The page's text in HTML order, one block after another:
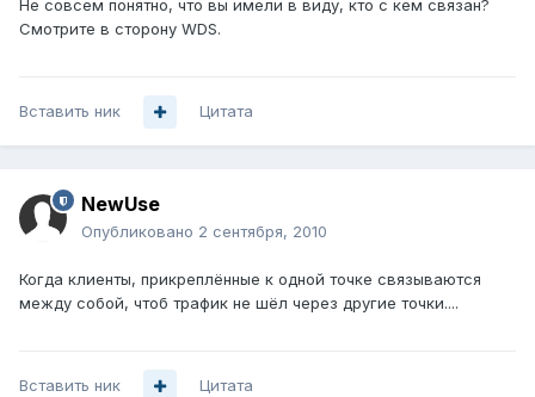
Не совсем понятно, что вы имели в виду, кто с кем связан?
Смотрите в сторону WDS.
Вставить ник Цитата
NewUse
Опубликовано 2 сентября, 2010
Когда клиенты, прикреплённые к одной точке связываются
между собой, чтоб трафик не шёл через другие точки....
Вставить ник Цитата